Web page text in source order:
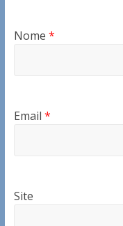
Nome *
Email *
Site